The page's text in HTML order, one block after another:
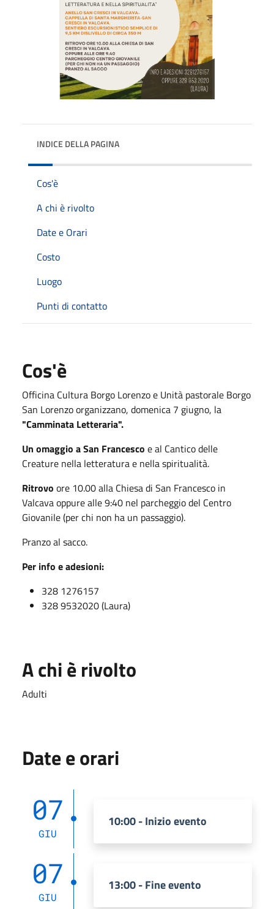
INDICE DELLA PAGINA
Cos'è
A chi è rivolto
Date e Orari
Costo
Luogo
Punti di contatto
Cos'è
Officina Cultura Borgo Lorenzo e Unità pastorale Borgo
San Lorenzo organizzano, domenica 7 giugno, la
"Camminata Letteraria".
Un omaggio a San Francesco e al Cantico delle
Creature nella letteratura e nella spiritualità.
Ritrovo ore 10.00 alla Chiesa di San Francesco in
Valcava oppure alle 9:40 nel parcheggio del Centro
Giovanile (per chi non ha un passaggio).
Pranzo al sacco.
Per info e adesioni:
328 1276157
328 9532020 (Laura)
A chi è rivolto
Adulti
Date e orari
07
GIU
10:00 - Inizio evento
07
GIU
13:00 - Fine evento